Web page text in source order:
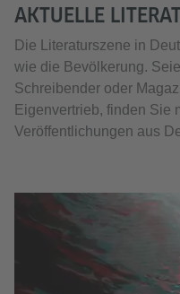
AKTUELLE
Die Literaturszene in
wie die Bevölkerung.
Schreibender oder
Eigenvertrieb, finden Sie
Veröffentlichungen aus